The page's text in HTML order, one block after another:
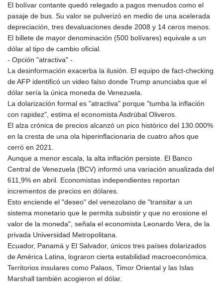
El bolívar contante quedó relegado a pagos menudos como el
pasaje de bus. Su valor se pulverizó en medio de una acelerada
depreciación, tres devaluaciones desde 2008 y 14 ceros menos.
El billete de mayor denominación (500 bolívares) equivale a un
dólar al tipo de cambio oficial.
- Opción "atractiva" -
La desinformación exacerba la ilusión. El equipo de fact-checking
de AFP identificó un video falso donde Trump anunciaba que el
dólar sería la única moneda de Venezuela.
La dolarización formal es "atractiva" porque "tumba la inflación
con rapidez", estima el economista Asdrúbal Oliveros.
El alza crónica de precios alcanzó un pico histórico del 130.000%
en la cresta de una ola hiperinflacionaria de cuatro años que
cerró en 2021.
Aunque a menor escala, la alta inflación persiste. El Banco
Central de Venezuela (BCV) informó una variación anualizada del
611,9% en abril. Economistas independientes reportan
incrementos de precios en dólares.
Esto enciende el "deseo" del venezolano de "transitar a un
sistema monetario que le permita subsistir y que no erosione el
valor de la moneda", señala el economista Leonardo Vera, de la
privada Universidad Metropolitana.
Ecuador, Panamá y El Salvador, únicos tres países dolarizados
de América Latina, lograron cierta estabilidad macroeconómica.
Territorios insulares como Palaos, Timor Oriental y las Islas
Marshall también acogieron el dólar.